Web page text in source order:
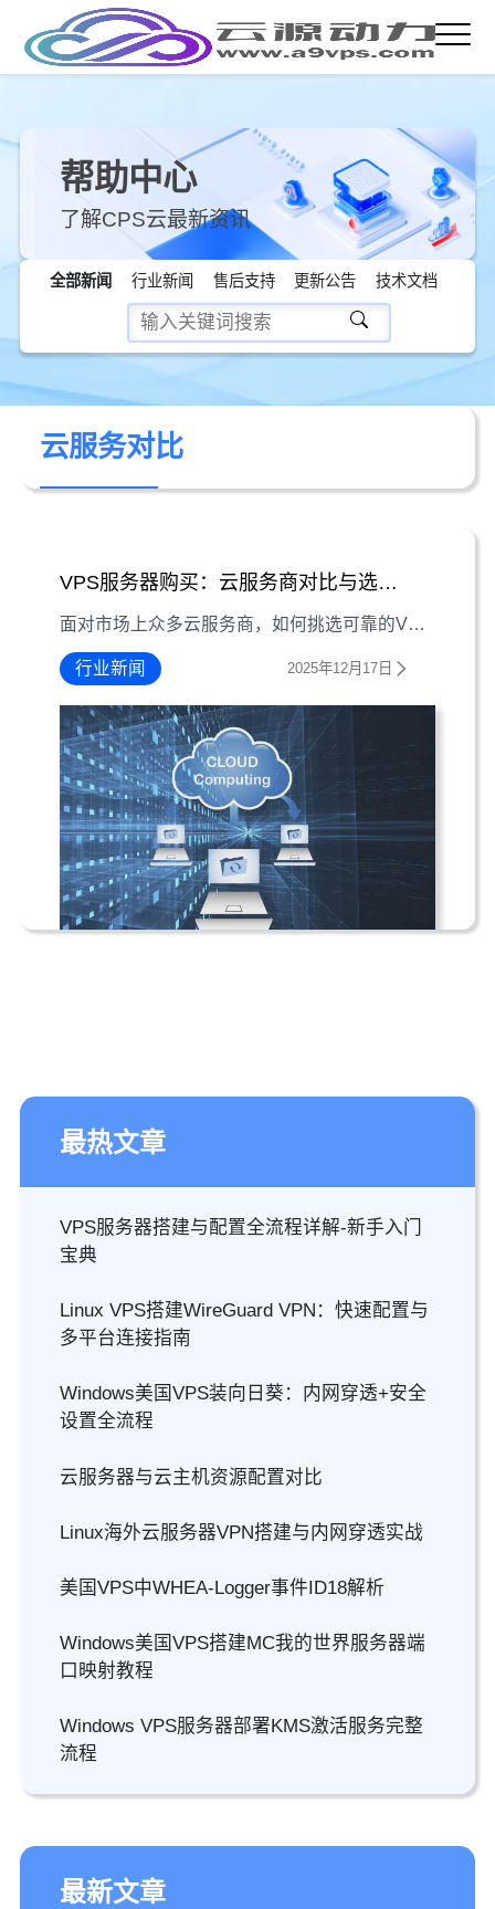
帮助中心
了解CPS云最新资讯
全部新闻 行业新闻 售后支持 更新公告 技术文档
云服务对比
VPS服务器购买：云服务商对比与选择指南
面对市场上众多云服务商，如何挑选可靠的VPS服务器？本文从性能、稳定性、价格及服务维度对比分析，助你找到适合需求的VPS服务器购买方案。
行业新闻 2025年12月17日
最热文章
VPS服务器搭建与配置全流程详解-新手入门
宝典
Linux VPS搭建WireGuard VPN：快速配置与
多平台连接指南
Windows美国VPS装向日葵：内网穿透+安全
设置全流程
云服务器与云主机资源配置对比
Linux海外云服务器VPN搭建与内网穿透实战
美国VPS中WHEA-Logger事件ID18解析
Windows美国VPS搭建MC我的世界服务器端
口映射教程
Windows VPS服务器部署KMS激活服务完整
流程
最新文章